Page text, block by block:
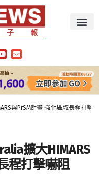
與PrSM計畫 強化區域長程打擊
擴大HIMARS
程打擊嚇阻